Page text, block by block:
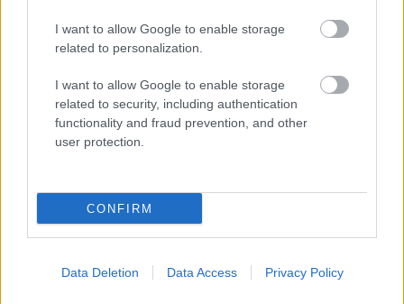
I want to allow Google to enable storage
related to personalization.
I want to allow Google to enable storage
related to security, including authentication
functionality and fraud prevention, and other
user protection.
CONFIRM
Data Deletion Data Access Privacy Policy
ΜΠΕΙΤΕ ΣΤΗ ΣΥΖΗΤΗΣΗ
Loading...
Προσθήκη Σχολίου